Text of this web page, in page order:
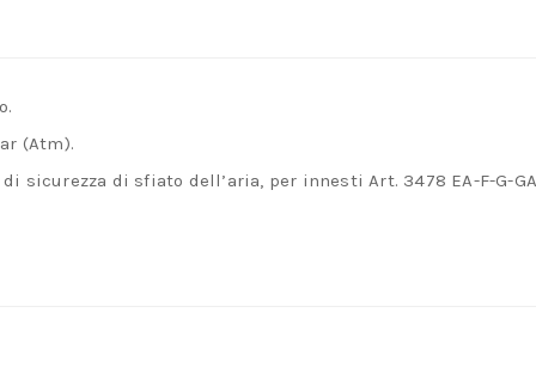
(Atm).
sicurezza di sfiato dell’aria, per innesti Art. 3478 EA-F-G-